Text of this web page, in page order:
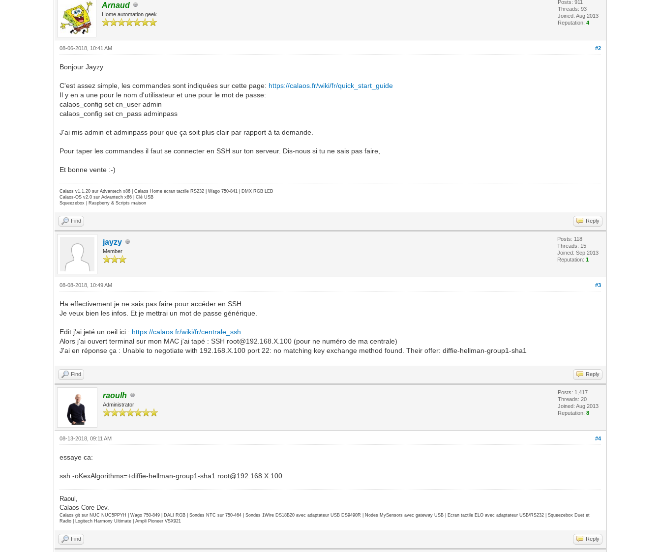
Arnaud
Home automation geek
Posts: 911
Threads: 93
Joined: Aug 2013
Reputation:4
#2
08-06-2018, 10:41 AM
Bonjour Jayzy
C'est assez simple, les commandes sont indiquées sur cette page: https://calaos.fr/wiki/fr/quick_start_guide
Il y en a une pour le nom d'utilisateur et une pour le mot de passe:
calaos_config set cn_user admin
calaos_config set cn_pass adminpass
J'ai mis admin et adminpass pour que ça soit plus clair par rapport à ta demande.
Pour taper les commandes il faut se connecter en SSH sur ton serveur. Dis-nous si tu ne sais pas faire,
Et bonne vente :-)
Calaos v1.1.20 sur Advantech x86 | Calaos Home écran tactile RS232 | Wago 750-841 | DMX RGB LED
Calaos-OS v2.0 sur Advantech x86 | Clé USB
Squeezebox | Raspberry & Scripts maison
Find Reply
jayzy
Member
Posts: 118
Threads: 15
Joined: Sep 2013
Reputation:1
#3
08-08-2018, 10:49 AM
Ha effectivement je ne sais pas faire pour accéder en SSH.
Je veux bien les infos. Et je mettrai un mot de passe générique.
Edit j'ai jeté un oeil ici : https://calaos.fr/wiki/fr/centrale_ssh
Alors j'ai ouvert terminal sur mon MAC j'ai tapé : SSH root@192.168.X.100 (pour ne numéro de ma centrale)
J'ai en réponse ça : Unable to negotiate with 192.168.X.100 port 22: no matching key exchange method found. Their offer: diffie-hellman-group1-sha1
Find Reply
raoulh
Administrator
Posts: 1,417
Threads: 20
Joined: Aug 2013
Reputation:8
#4
08-13-2018, 09:11 AM
essaye ca:
ssh -oKexAlgorithms=+diffie-hellman-group1-sha1 root@192.168.X.100
Raoul,
Calaos Core Dev.
Calaos git sur NUC NUC5PPYH | Wago 750-849 | DALI RGB | Sondes NTC sur 750-464 | Sondes 1Wire DS18B20 avec adaptateur USB DS9490R | Nodes MySensors avec gateway USB | Ecran tactile ELO avec adaptateur USB/RS232 | Squeezebox Duet et
Radio | Logitech Harmony Ultimate | Ampli Pioneer VSX921
Find Reply